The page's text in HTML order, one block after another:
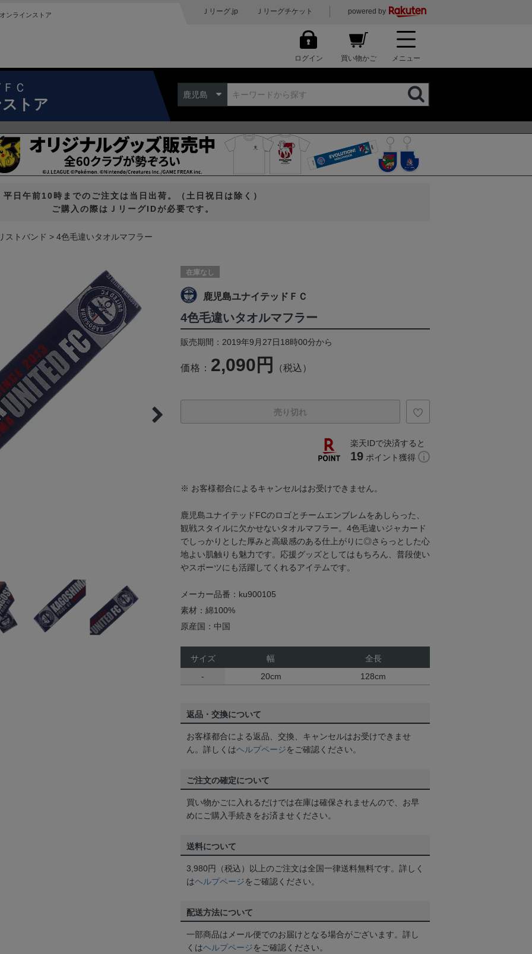
ンラインストア Ｊリーグ.jp Ｊリーグチケット powered by
ログイン 買い物かご メニュー
Ｃ
トア
鹿児島
平日午前10時までのご注文は当日出荷。（土日祝日は除く）
ご購入の際はＪリーグIDが必要です。
ストバンド 4色毛違いタオルマフラー
在庫なし
鹿児島ユナイテッドＦＣ
4色毛違いタオルマフラー
販売期間：2019年9月27日18時00分から
価格： 2,090円 （税込）
売り切れ
楽天IDで決済すると
19 ポイント獲得
※ お客様都合によるキャンセルはお受けできません。
鹿児島ユナイテッドFCのロゴとチームエンブレムをあしらった、
観戦スタイルに欠かせないタオルマフラー。4色毛違いジャカード
でしっかりとした厚みと高級感のある仕上がりに◎さらっとした心
地よい肌触りも魅力です。応援グッズとしてはもちろん、普段使い
やスポーツにも活躍してくれるアイテムです。
メーカー品番：ku900105
素材：綿100%
原産国：中国
サイズ 幅
全長
-
20cm 128cm
返品・交換について
お客様都合による返品、交換、キャンセルはお受けできませ
ん。詳しくはヘルプページをご確認ください。
ご注文の確定について
買い物かごに入れるだけでは在庫は確保されませんので、お早
めにご購入手続きをお済ませください。
送料について
3,980円（税込）以上のご注文は全国一律送料無料です。詳しく
はヘルプページをご確認ください。
配送方法について
一部商品はメール便でのお届けとなる場合がございます。詳し
くはヘルプページをご確認ください。